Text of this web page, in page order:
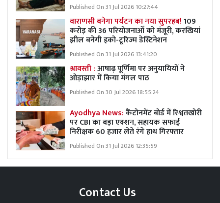
Published On 31 Jul 2026 10:27:44
वाराणसी बनेगा पर्यटन का नया सुपरहब!109
करोड़ की 36 परियोजनाओं को मंजूरी, करखियां
झील बनेगी इको-टूरिज्म डेस्टिनेशन
Published On 31 Jul 2026 13:41:20
श्रावस्ती :आषाढ़ पूर्णिमा पर अनुयायियों ने
ओड़ाझार में किया मंगल पाठ
Published On 30 Jul 2026 18:55:24
Ayodhya News:कैंटोनमेंट बोर्ड में रिश्वतखोरी
पर CBI का बड़ा एक्शन, सहायक सफाई
निरीक्षक 60 हजार लेते रंगे हाथ गिरफ्तार
Published On 31 Jul 2026 12:35:59
Contact Us